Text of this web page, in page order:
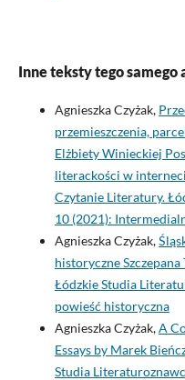
Inne teksty tego samego
Agnieszka Czyżak,
przemieszczenia,
Elżbiety Winieckiej
literackości w
Czytanie Literatury.
10 (2021):
Agnieszka Czyżak,
historyczne
Łódzkie Studia
powieść historyczna
Agnieszka Czyżak,A
Essays by Marek
Studia